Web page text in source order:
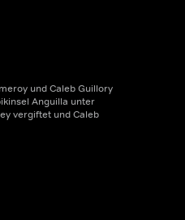
und Caleb Guillory
Anguilla unter
vergiftet und Caleb